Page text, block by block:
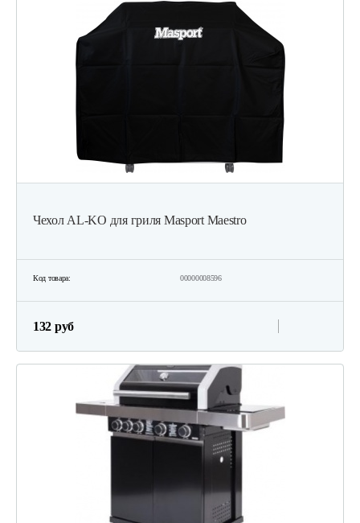
Чехол AL-KO для гриля Masport Maestro
Код товара: 00000008596
132 руб